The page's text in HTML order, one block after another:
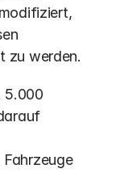
zu werden.
5.000